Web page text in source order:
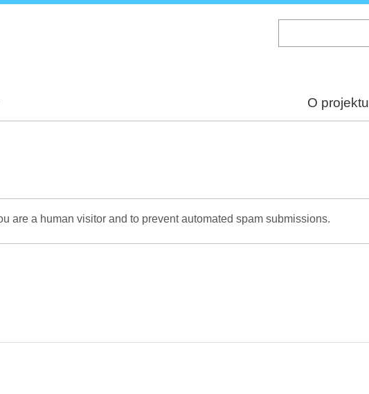
O projektu
are a human visitor and to prevent automated spam submissions.